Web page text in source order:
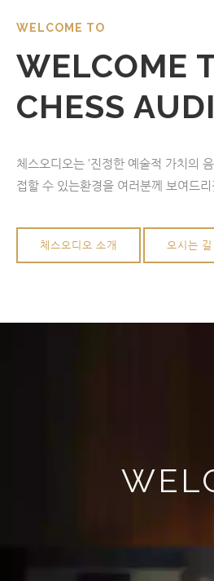
WELCOME TO
WELCOME
CHESS
체스오디오는 '진정한 예술적 가치의
접할 수 있는환경을 여러분께 보여드리
체스오디오 소개 오시는 길